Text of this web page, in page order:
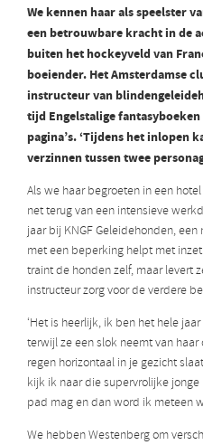
We kennen haar als speelster
een betrouwbare kracht in de
buiten het hockeyveld van
boeiender. Het Amsterdamse
instructeur van
tijd Engelstalige
pagina’s. ‘Tijdens het inlopen
verzinnen tussen twee
Als we haar begroeten in een
net terug van een intensieve
jaar bij KNGF Geleidehonden,
met een beperking helpt met
traint de honden zelf, maar levert
instructeur zorg voor de verdere
‘Het is heerlijk, ik ben het hele
terwijl ze een slok neemt van haar
regen horizontaal in je gezicht
kijk ik naar die supervrolijke
pad mag en dan word ik meteen
We hebben Westenberg om